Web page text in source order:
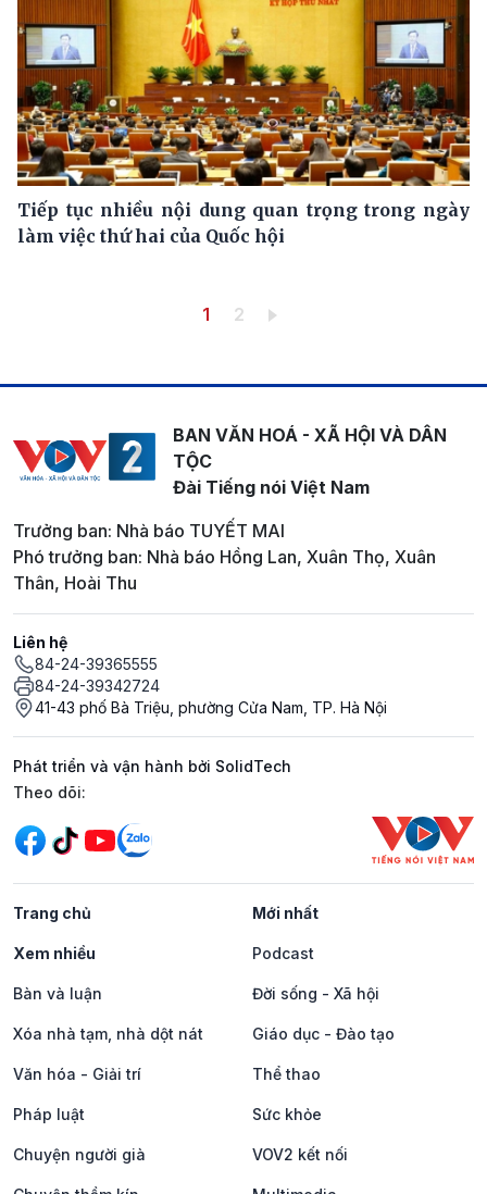
Tiếp tục nhiều nội dung quan trọng trong ngày
làm việc thứ hai của Quốc hội
Trang hiện thời
1 Trang
2
BAN VĂN HOÁ - XÃ HỘI VÀ DÂN
TỘC
Đài Tiếng nói Việt Nam
Trưởng ban: Nhà báo TUYẾT MAI
Phó trưởng ban: Nhà báo Hồng Lan, Xuân Thọ, Xuân
Thân, Hoài Thu
Liên hệ
84-24-39365555
84-24-39342724
41-43 phố Bà Triệu, phường Cửa Nam, TP. Hà Nội
Phát triển và vận hành bởi SolidTech
Mạng xã hội
Theo dõi:
Trang chủ Mới nhất
Xem nhiều Podcast
Bàn và luận Đời sống - Xã hội
Xóa nhà tạm, nhà dột nát Giáo dục - Đào tạo
Văn hóa - Giải trí Thể thao
Pháp luật Sức khỏe
Chuyện người già VOV2 kết nối